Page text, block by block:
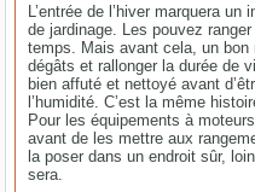
L’entrée de l’hiver marquera
de jardinage. Les pouvez
temps. Mais avant cela, un bon
dégâts et rallonger la durée de
bien affuté et nettoyé avant
l’humidité. C’est la même
Pour les équipements à
avant de les mettre aux
la poser dans un endroit sûr,
sera.